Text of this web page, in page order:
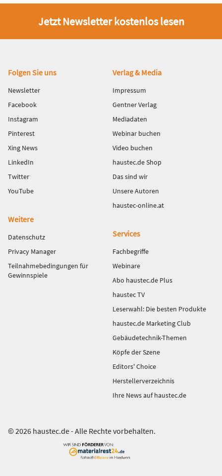
Jetzt Newsletter kostenlos lesen
Fußbereich
Folgen Sie uns
Newsletter
Facebook
Instagram
Pinterest
Xing News
LinkedIn
Twitter
YouTube
Verlag & Media
Impressum
Gentner Verlag
Mediadaten
Webinar buchen
Video buchen
haustec.de Shop
Das sind wir
Unsere Autoren
haustec-online.at
Weitere
Datenschutz
Privacy Manager
Teilnahmebedingungen für
Gewinnspiele
Services
Fachbegriffe
Webinare
Abo haustec.de Plus
haustec TV
Leserwahl: Die besten Produkte
haustec.de Marketing Club
Gebäudetechnik-Themen
Köpfe der Szene
Editors' Choice
Herstellerverzeichnis
Ihre News auf haustec.de
© 2026 haustec.de - Alle Rechte vorbehalten.